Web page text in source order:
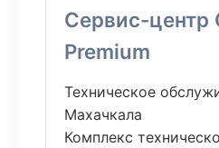
Сервис-центр
Premium
Техническое
Махачкала
Комплекс